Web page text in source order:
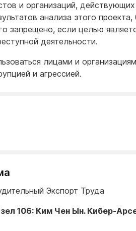
и организаций,
анализа этого проекта,
запрещено, если целью
деятельности.
лицами и
и агрессией.
Экспорт Труда
106: Ким Чен Ын. Кибер-